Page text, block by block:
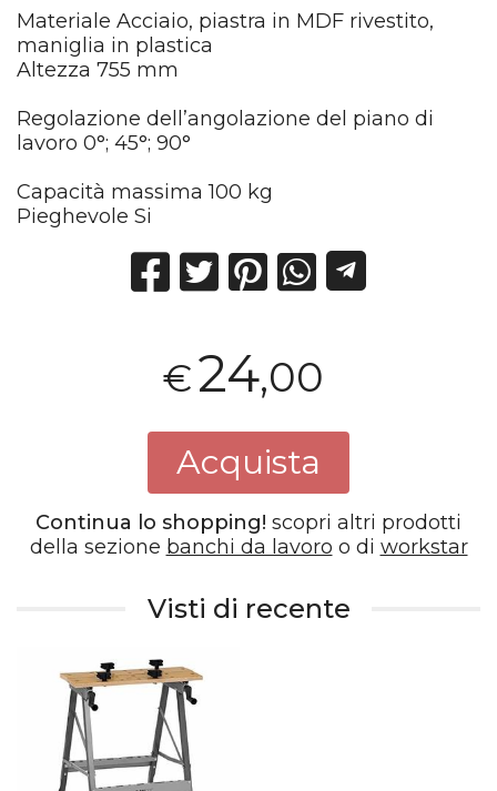
Materiale Acciaio, piastra in MDF rivestito,
maniglia in plastica
Altezza 755 mm
Regolazione dell’angolazione del piano di
lavoro 0°; 45°; 90°
Capacità massima 100 kg
Pieghevole Si
€24,00
Acquista
Continua lo shopping! scopri altri prodotti
della sezione banchi da lavoro o di workstar
Visti di recente